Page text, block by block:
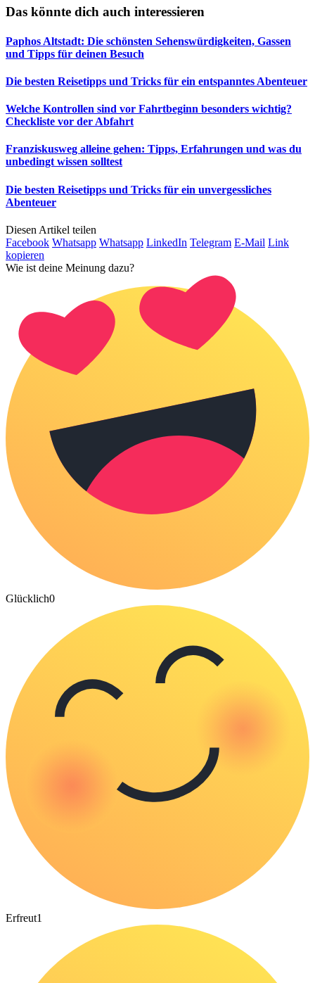
Das könnte dich auch interessieren
Paphos Altstadt: Die schönsten Sehenswürdigkeiten, Gassen
und Tipps für deinen Besuch
Die besten Reisetipps und Tricks für ein entspanntes Abenteuer
Welche Kontrollen sind vor Fahrtbeginn besonders wichtig?
Checkliste vor der Abfahrt
Franziskusweg alleine gehen: Tipps, Erfahrungen und was du
unbedingt wissen solltest
Die besten Reisetipps und Tricks für ein unvergessliches
Abenteuer
Diesen Artikel teilen
Facebook Whatsapp Whatsapp LinkedIn Telegram E-Mail Link
kopieren
Wie ist deine Meinung dazu?
Glücklich0
Erfreut1